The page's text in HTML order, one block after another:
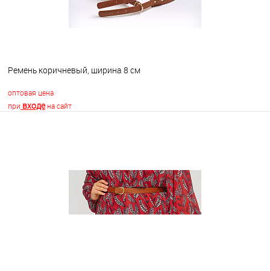
Ремень коричневый, ширина 8 см
оптовая цена
при входена сайт
В наличии